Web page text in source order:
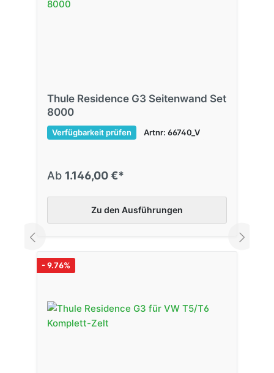
Thule Residence G3 Seitenwand Set
8000
Verfügbarkeit prüfen Artnr: 66740_V
Ab 1.146,00 €*
Zu den Ausführungen
- 9.76%